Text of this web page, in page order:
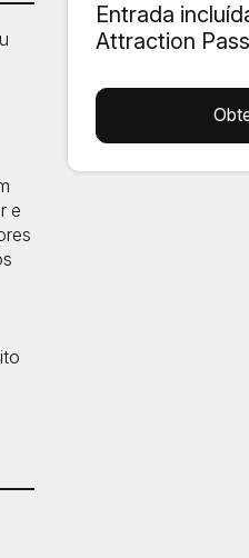
Entrada
Attraction Pass
e